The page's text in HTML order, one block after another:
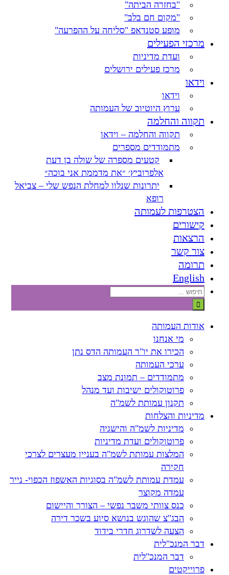
"בחזרה הביתה"
"מקום חם בלב"
מופע סטנדאפ "סליחה על ההפרעה"
מרכזי הפעילים
ועדת מדיניות
מרכז פעילים ירושלים
וידאו
וידאו
ערוץ היוטיוב של העמותה
תקווה והחלמה
תקווה והחלמה – וידאו
מתמודדים מספרים
קטעים מספרה של שולה בן דעת
אלפרוביץ׳ ״את מדממת אני בוכה״
יתרונות שנלוו למחלת הנפש שלי – צביאל
רופא
הצטרפות לעמותה
קישורים
הרצאות
צור קשר
תרומה
English
חיפוש...
אודות העמותה
מי אנחנו
הכירו את יו"ר העמותה הדס נתן
ערכי העמותה
מתמודדים – תמונת מצב
פרוטוקולים ישיבות ועד מנהל
תקנון עמותת לשמ"ה
מדיניות והצלחות
מדיניות לשמ"ה והישגיה
פרוטוקולים ועדת מדיניות
המלצות עמותת לשמ"ה בעניין מעצרים לצרכי
חקירה
עמדת עמותת לשמ"ה בסוגיות האשפוז הכפוי- נייר
עמדה מקוצר
כנס צוותי משבר נפשי – הצורך והיישום
הבג"צ שהוגש בנושא סיוע בשכר דירה
הצעה לשדרוג חדרי בידוד
דבר המנכ"לית
דבר המנכ"לית
פרוייקטים